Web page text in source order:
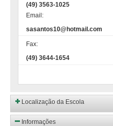
(49) 3563-1025
Email:
sasantos10@hotmail.com
Fax:
(49) 3644-1654
Localização da Escola
Informações